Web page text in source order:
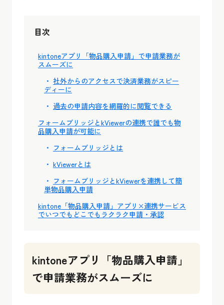
目次
kintoneアプリ「物品購入申請」で申請業務が
スムーズに
社外からのアクセスで決済業務がスピー
ディーに
過去の申請内容を網羅的に閲覧できる
フォームブリッジとkViewerの連携で誰でも物
品購入申請が可能に
フォームブリッジとは
kViewerとは
フォームブリッジとkViewerを連携して簡
単物品購入申請
kintone「物品購入申請」アプリ×連携サービス
でいつでもどこでもラクラク申請・承認
kintoneアプリ「物品購入申請」
で申請業務がスムーズに